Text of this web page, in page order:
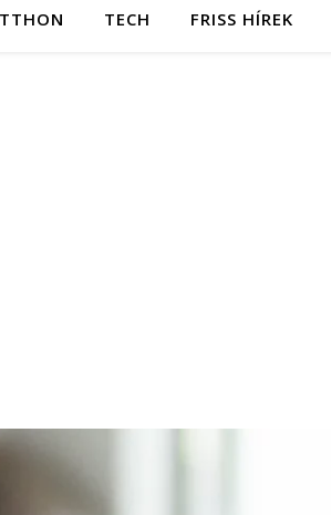
TECH FRISS HÍREK